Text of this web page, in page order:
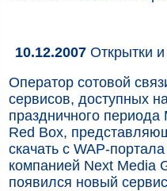
10.12.2007 Открытки
Оператор сотовой
сервисов, доступных
праздничного
Red Box,
скачать с WAP-
компанией Next Media
появился новый